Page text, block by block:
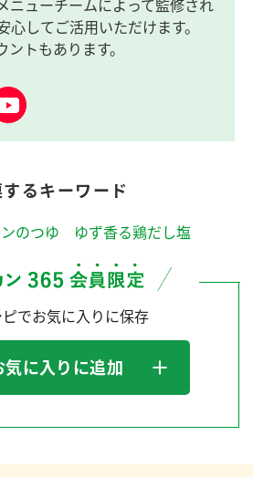
ニューチームによって監修され
心してご活用いただけます。
トもあります。
するキーワード
ンのつゆ ゆず香る鶏だし塩
でお気に入りに保存
気に入りに追加